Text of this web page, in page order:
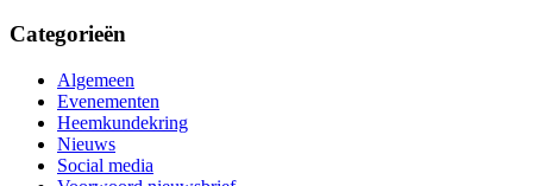
Categorieën
Algemeen
Evenementen
Heemkundekring
Nieuws
Social media